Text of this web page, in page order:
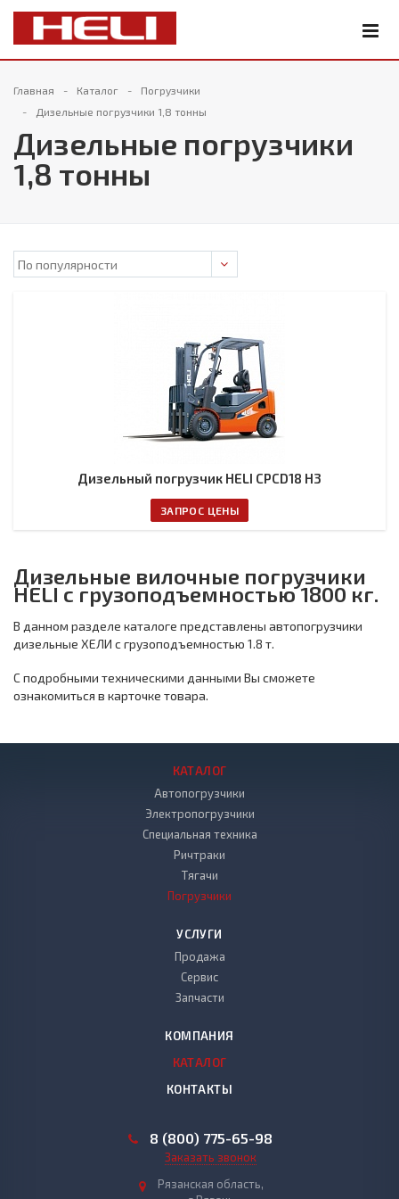
Главная Каталог
Погрузчики
Дизельные погрузчики 1,8 тонны
Дизельные погрузчики
1,8 тонны
Дизельный погрузчик HELI CPCD18 H3
ЗАПРОС ЦЕНЫ
Дизельные вилочные погрузчики
HELI с грузоподъемностью 1800 кг.
В данном разделе каталоге представлены автопогрузчики
дизельные ХЕЛИ с грузоподъемностью 1.8 т.
С подробными техническими данными Вы сможете
ознакомиться в карточке товара.
КАТАЛОГ
Автопогрузчики
Электропогрузчики
Специальная техника
Ричтраки
Тягачи
Погрузчики
УСЛУГИ
Продажа
Сервис
Запчасти
КОМПАНИЯ
КАТАЛОГ
КОНТАКТЫ
8 (800) 775-65-98
Заказать звонок
Рязанская область,